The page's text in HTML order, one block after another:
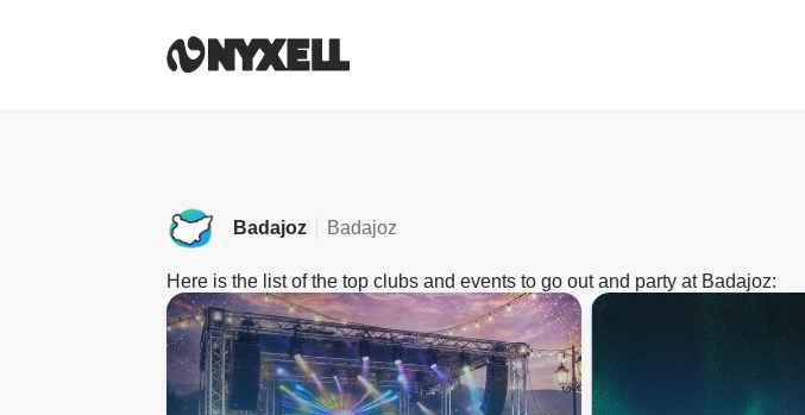
Badajoz Badajoz
Here is the list of the top clubs and events to go out and party at Badajoz: